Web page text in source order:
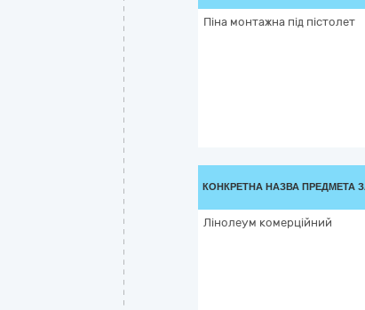
Піна монтажна під пістолет
КОНКРЕТНА НАЗВА ПРЕДМЕТА
Лінолеум комерційний